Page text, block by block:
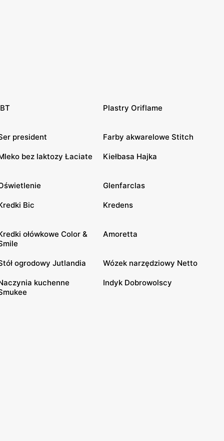
Plastry Oriflame
president Farby akwarelowe Stitch
bez laktozy Łaciate Kiełbasa Hajka
Glenfarclas
Bic Kredens
ołówkowe Color &
Amoretta
ogrodowy Jutlandia Wózek narzędziowy Netto
kuchenne
Indyk Dobrowolscy